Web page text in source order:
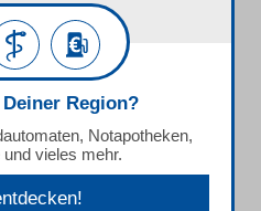
Region?
Notapotheken,
vieles mehr.